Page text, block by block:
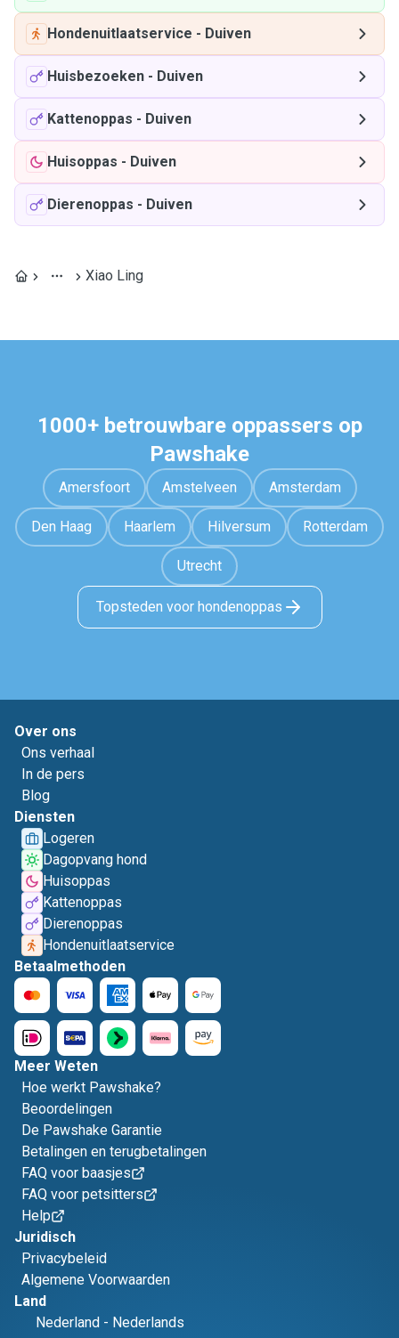
Hondenuitlaatservice - Duiven
Huisbezoeken - Duiven
Kattenoppas - Duiven
Huisoppas - Duiven
Dierenoppas - Duiven
Xiao Ling
1000+ betrouwbare oppassers op
Pawshake
Amersfoort Amstelveen Amsterdam
Den Haag Haarlem Hilversum Rotterdam
Utrecht
Topsteden voor hondenoppas
Over ons
Ons verhaal
In de pers
Blog
Diensten
Logeren
Dagopvang hond
Huisoppas
Kattenoppas
Dierenoppas
Hondenuitlaatservice
Betaalmethoden
Meer Weten
Hoe werkt Pawshake?
Beoordelingen
De Pawshake Garantie
Betalingen en terugbetalingen
FAQ voor baasjes
FAQ voor petsitters
Help
Juridisch
Privacybeleid
Algemene Voorwaarden
Land
Nederland - Nederlands